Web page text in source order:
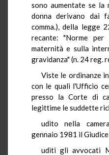
sono aumentate se
donna derivano dai
comma.), della legge
recante: "Norme
maternità e sulla
gravidanza" (n. 24 reg.
Viste le ordinanze
con le quali l'Ufficio
presso la Corte di
legittime le suddette
udito nella
gennaio 1981 il
uditi gli avvocati